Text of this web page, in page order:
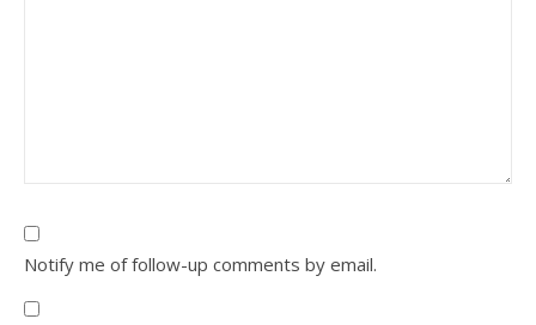
Notify me of follow-up comments by email.